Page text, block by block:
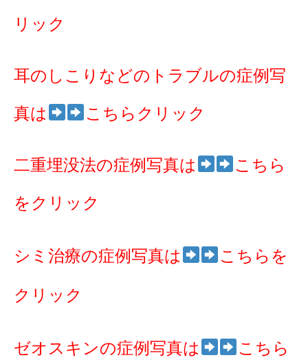
リック
耳のしこりなどのトラブルの症例写
真は こちらクリック
二重埋没法の症例写真は こちら
をクリック
シミ治療の症例写真は こちらを
クリック
ゼオスキンの症例写真は こちら